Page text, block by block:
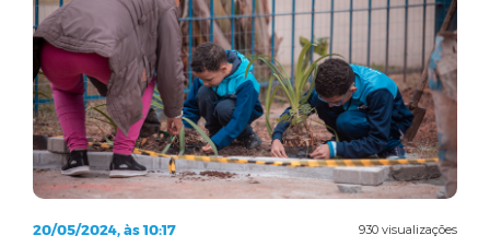
930 visualizações
20/05/2024, às 10:17